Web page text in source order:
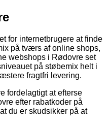
for internetbrugere at finde
på tværs af online shops,
webshops i Rødovre set
på støbemix helt i
fragtfri levering.
fordelagtigt at efterse
efter rabatkoder på
du er skudsikker på at